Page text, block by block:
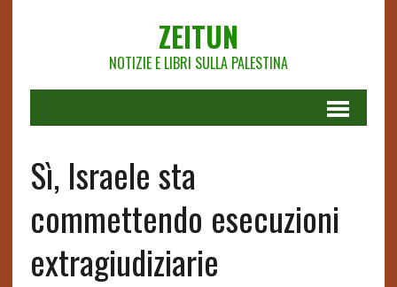
ZEITUN
NOTIZIE E LIBRI SULLA PALESTINA
Sì, Israele sta
commettendo esecuzioni
extragiudiziarie